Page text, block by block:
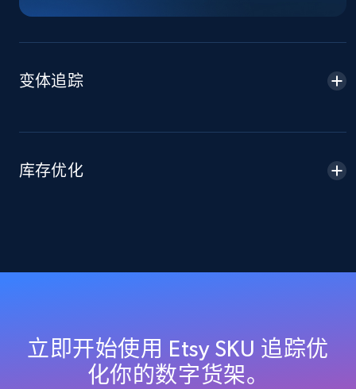
2.1K+ 355+
and more.
URL, Domain, Country code, Model number,
Sku, Product id, Product name, Manufacturer,
and more.
变体追踪
库存优化
立即开始使用 Etsy SKU 追踪优
化你的数字货架。